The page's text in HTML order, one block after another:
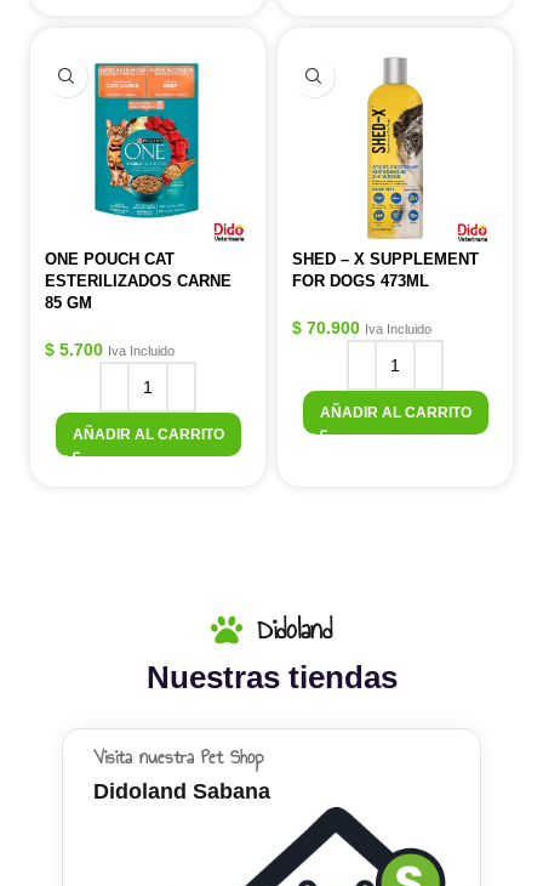
ONE POUCH CAT
ESTERILIZADOS CARNE
85 GM
$ 5.700 Iva Incluido
AÑADIR AL CARRITO
SHED – X SUPPLEMENT
FOR DOGS 473ML
$ 70.900 Iva Incluido
AÑADIR AL CARRITO
Didoland
Nuestras tiendas
Visita nuestra Pet Shop
Didoland Sabana